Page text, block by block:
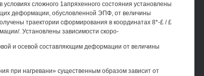
сложного 1апряхенного состояния установлены
деформации, обусловленной ЭПФ, от величины
траектории сформирования в координатах 8*-£ / £
. Установлены зависимости скоро-
и осевой составляющим деформации от величины
при нагревани» существенным образом зависит от